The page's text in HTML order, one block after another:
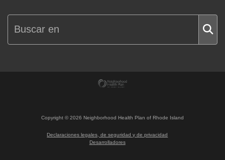
Copyright ©2026 Neighborhood Health Plan of Rhode Island
Declaraciones legales, de seguridad y de privacidad
Desarrolladores